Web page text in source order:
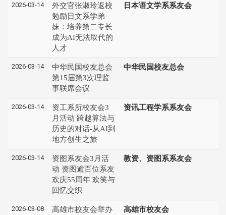
2026-03-14
外交官张淑玲返校
勉励日文系学弟
妹：培养第二专长
成为AI无法取代的
人才
日本语文学系系友会
2026-03-14
中华民国校友总会
第15届第3次理监
事联席会议
中华民国校友总会
2026-03-14
资工系所校友会3
月活动 跨越算法与
历史的对话-从AI到
地方创生之旅
资讯工程学系系友会
2026-03-14
资图系友会3月活
动 资图逾百位系友
欢庆55周年 欢笑与
回忆交织
教资、资图系系友会
2026-03-08
高雄市校友会举办
高雄市校友会